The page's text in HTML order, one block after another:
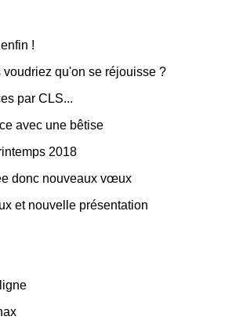
!
voudriez qu'on se réjouisse ?
par CLS...
avec une bêtise
2018
donc nouveaux vœux
et nouvelle présentation